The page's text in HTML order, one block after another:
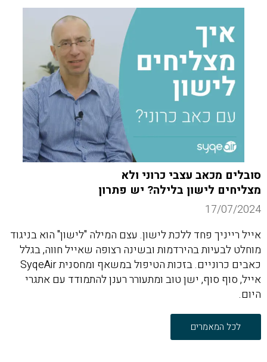
סובלים מכאב עצבי כרוני ולא
מצליחים לישון בלילה? יש פתרון
17/07/2024
אייל רייניך פחד ללכת לישון. עצם המילה "לישון" הוא בניגוד
מוחלט לבעיות בהירדמות ובשינה רצופה שאייל חווה, בגלל
כאבים כרוניים. בזכות הטיפול במשאף ומחסנית SyqeAir
אייל, סוף סוף, ישן טוב ומתעורר רענן להתמודד עם אתגרי
היום.
לכל המאמרים